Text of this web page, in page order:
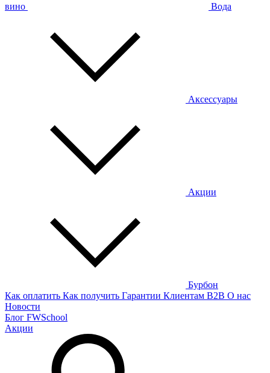
вино Вода
Аксессуары
Акции
Бурбон
Как оплатить Как получить Гарантии Клиентам B2B О нас
Новости
Блог FWSchool
Акции